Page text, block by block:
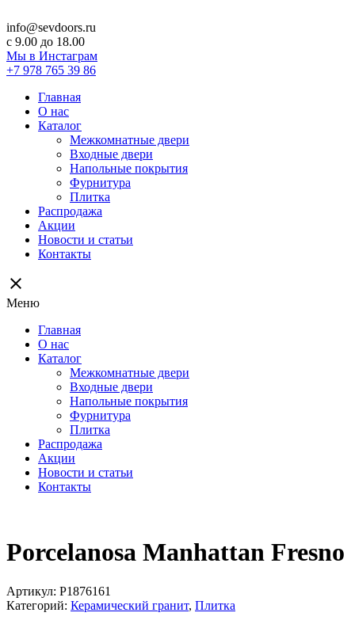
info@sevdoors.ru
c 9.00 до 18.00
Мы в Инстаграм
+7 978 765 39 86
Главная
О нас
Каталог
Межкомнатные двери
Входные двери
Напольные покрытия
Фурнитура
Плитка
Распродажа
Акции
Новости и статьи
Контакты
close
Меню
Главная
О нас
Каталог
Межкомнатные двери
Входные двери
Напольные покрытия
Фурнитура
Плитка
Распродажа
Акции
Новости и статьи
Контакты
Porcelanosa Manhattan Fresno
Артикул: P1876161
Категорий: Керамический гранит, Плитка